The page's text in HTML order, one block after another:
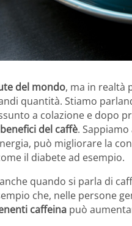
del mondo, ma in realtà
quantità. Stiamo
a colazione e dopo
del caffè.
può migliorare la
il diabete ad esempio.
quando si parla di
che, nelle persone
caffeina può